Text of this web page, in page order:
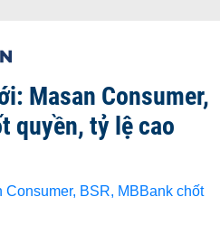
Masan Consumer,
quyền, tỷ lệ cao